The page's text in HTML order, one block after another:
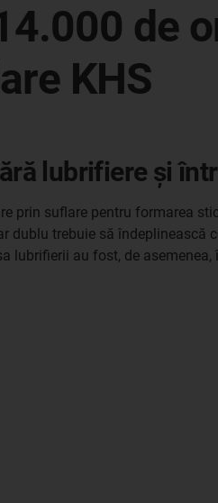
de
KHS
lubrifiere și
prin suflare pentru formarea
trebuie să îndeplinească
lubrifierii au fost, de